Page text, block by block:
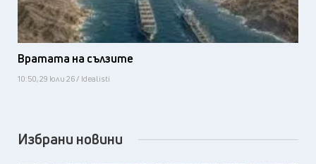
Вратата на сълзите
10:50, 29 юли 26 / Idealisti
Избрани новини